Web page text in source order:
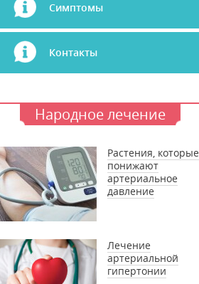
Симптомы
Контакты
Народное лечение
Растения, которые
понижают
артериальное
давление
Лечение
артериальной
гипертонии